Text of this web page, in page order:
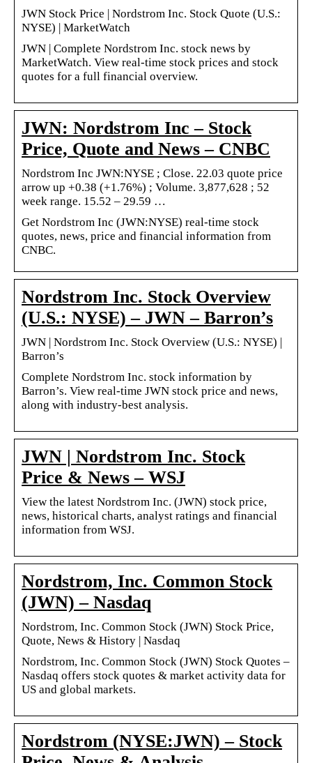
JWN Stock Price | Nordstrom Inc. Stock Quote (U.S.:
NYSE) | MarketWatch
JWN | Complete Nordstrom Inc. stock news by
MarketWatch. View real-time stock prices and stock
quotes for a full financial overview.
JWN: Nordstrom Inc – Stock
Price, Quote and News – CNBC
Nordstrom Inc JWN:NYSE ; Close. 22.03 quote price
arrow up +0.38 (+1.76%) ; Volume. 3,877,628 ; 52
week range. 15.52 – 29.59 …
Get Nordstrom Inc (JWN:NYSE) real-time stock
quotes, news, price and financial information from
CNBC.
Nordstrom Inc. Stock Overview
(U.S.: NYSE) – JWN – Barron’s
JWN | Nordstrom Inc. Stock Overview (U.S.: NYSE) |
Barron’s
Complete Nordstrom Inc. stock information by
Barron’s. View real-time JWN stock price and news,
along with industry-best analysis.
JWN | Nordstrom Inc. Stock
Price & News – WSJ
View the latest Nordstrom Inc. (JWN) stock price,
news, historical charts, analyst ratings and financial
information from WSJ.
Nordstrom, Inc. Common Stock
(JWN) – Nasdaq
Nordstrom, Inc. Common Stock (JWN) Stock Price,
Quote, News & History | Nasdaq
Nordstrom, Inc. Common Stock (JWN) Stock Quotes –
Nasdaq offers stock quotes & market activity data for
US and global markets.
Nordstrom (NYSE:JWN) – Stock